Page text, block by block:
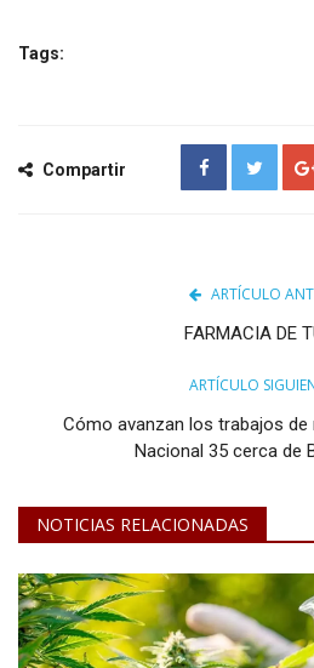
Tags:
Compartir
ARTÍCULO
FARMACIA DE
ARTÍCULO
Cómo avanzan los trabajos de
Nacional 35 cerca de
NOTICIAS RELACIONADAS